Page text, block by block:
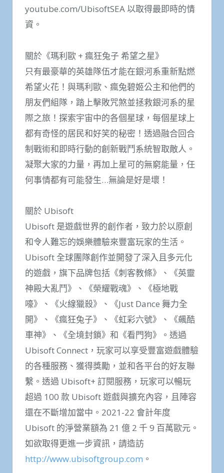
youtube.com/UbisoftSEA 以取得最即時的情
資。
關於《瑪利歐 + 瘋狂兔子 希望之星》
只有最豪華的英雄隊伍才能在銀河系重新點燃
希望火花！與瑪利歐、瘋兔碧姬公主和他們的
朋友們組隊，踏上擊敗咒煞並拯救銀河系的星
際之旅！探索宇宙中的各個星球，每個星球上
都有奇怪的居民和好笑的秘密！透過融合回合
制戰術和即時行動的創新戰鬥系統智取敵人。
凝聚大家的力量，再加上星可的無窮能量，任
何事情都有可能發生…無論是好是壞！
關於 Ubisoft
Ubisoft 是遊戲世界的創作者，致力於以原創
和令人難忘的娛樂體驗來豐富玩家的生活。
Ubisoft 全球團隊創作並開發了深入且多元化
的遊戲，旗下品牌包括《刺客教條》、《英靈
神殿大亂鬥》、《榮耀戰魂》、《極地戰
嚎》、《火線獵殺》、《Just Dance 舞力全
開》、《瘋狂兔子》、《虹彩六號》、《飆酷
車神》、《全境封鎖》和《看門狗》。透過
Ubisoft Connect，玩家可以享受豐富遊戲體驗
的各種服務、獲得獎勵，並和各平台的好友聯
繫。透過 Ubisoft+ 訂閱服務，玩家可以暢玩
超過 100 款 Ubisoft 遊戲與擴充內容，且陣容
還在不斷增加當中。2021-22 會計年度
Ubisoft 的淨營業額為 21 億 2 千 9 百萬歐元。
如欲取得更進一步資訊，請造訪
http://www.ubisoftgroup.com 。